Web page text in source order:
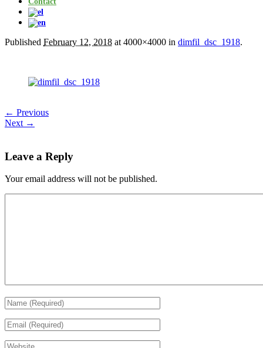
Published February 12, 2018 at 4000×4000 in dimfil_dsc_1918.
← Previous
Next →
Leave a Reply
Your email address will not be published.